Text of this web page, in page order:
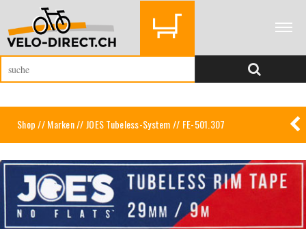
Shop//Marken// JOES Tubeless-System// FE-501.307